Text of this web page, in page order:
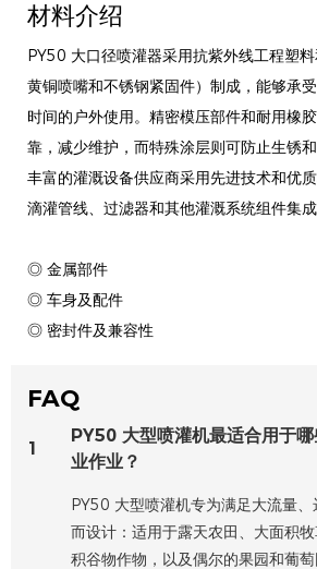
材料介绍
PY50 大口径喷灌器采用抗紫外线工程塑
黄铜喷嘴和不锈钢紧固件）制成，能够承
时间的户外使用。精密模压部件和耐用橡
靠，减少维护，而特殊涂层则可防止生锈
丰富的灌溉设备供应商采用先进技术和优
滴灌管线、过滤器和其他灌溉系统组件集成
◎ 金属部件
◎ 车身及配件
◎ 密封件及兼容性
FAQ
1
PY50 大型喷灌机最适合用于
业作业？
PY50 大型喷灌机专为满足大流量
而设计：适用于露天农田、大面积
积谷物作物，以及偶尔的果园和葡